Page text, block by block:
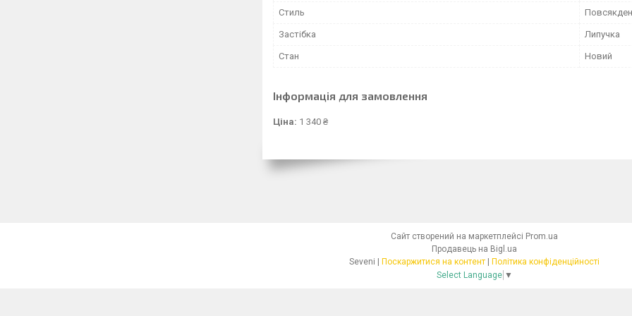
Стиль
Застібка Липучка
Стан Новий
Інформація для замовлення
Ціна: 1 340 ₴
Сайт створений на маркетплейсі Prom.ua
Продавець на Bigl.ua
Поскаржитися на контент
Політика конфіденційності
Select Language ▼